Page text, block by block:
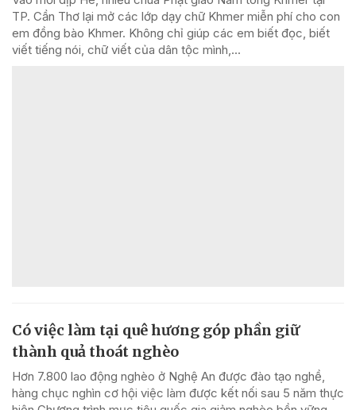
TP. Cần Thơ lại mở các lớp dạy chữ Khmer miễn phí cho con
em đồng bào Khmer. Không chỉ giúp các em biết đọc, biết
viết tiếng nói, chữ viết của dân tộc mình,...
Có việc làm tại quê hương góp phần giữ
thành quả thoát nghèo
Hơn 7.800 lao động nghèo ở Nghệ An được đào tạo nghề,
hàng chục nghìn cơ hội việc làm được kết nối sau 5 năm thực